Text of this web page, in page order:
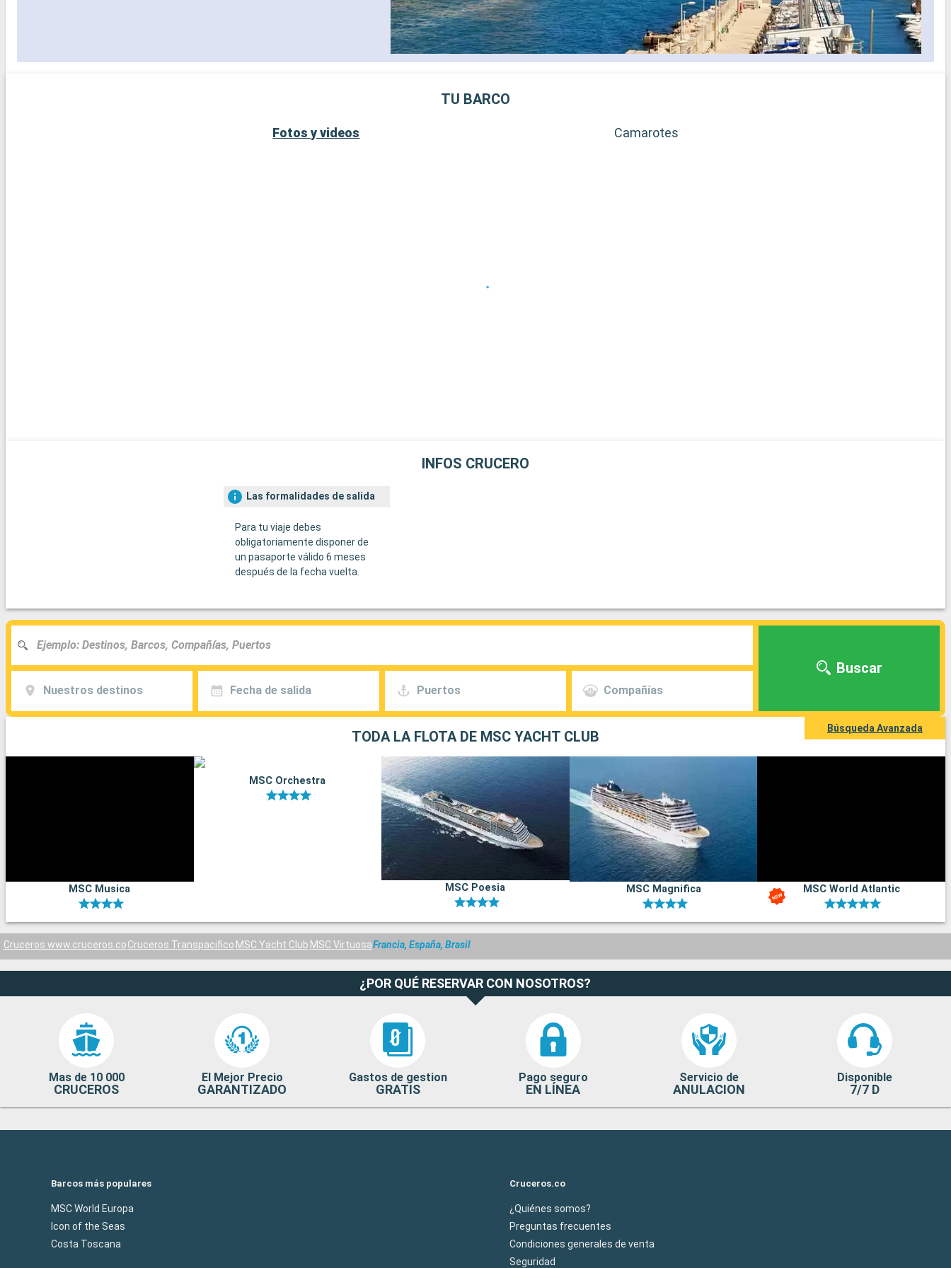
adultos)
- 40% de descuento en una selección
prepago de spa
- 10% de descuento en todos los
tratamientos de spa adquiridos a bordo
- Embarque prioritario y entrega de
elección de horario para cenar
TU BARCO
Fotos y videos Camarotes
INFOS CRUCERO
Las formalidades de salida
Para tu viaje debes
obligatoriamente disponer de
un pasaporte válido 6 meses
después de la fecha vuelta.
Nuestros destinos Fecha de salida Puertos Compañías
Buscar
Búsqueda Avanzada
TODA LA FLOTA DE MSC YACHT CLUB
MSC Musica
MSC Orchestra
MSC Poesia MSC Magnifica MSC World Atlantic
Cruceros www.cruceros.coCruceros Transpacifico MSC Yacht Club MSC VirtuosaFrancia, España, Brasil
¿POR QUÉ RESERVAR CON NOSOTROS?
Mas de 10 000
CRUCEROS
El Mejor Precio
GARANTIZADO
Gastos de gestion
GRATIS
Pago seguro
EN LÍNEA
Servicio de
ANULACION
Disponible
7/7 D
Barcos más populares
MSC World Europa
Icon of the Seas
Costa Toscana
Cruceros.co
¿Quiénes somos?
Preguntas frecuentes
Condiciones generales de venta
Seguridad